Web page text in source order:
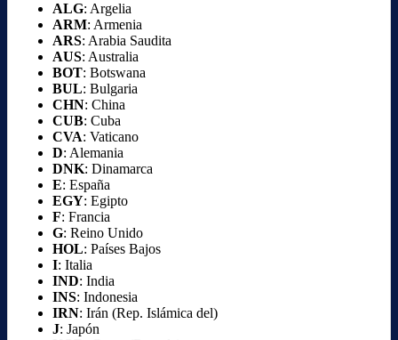
ALG: Argelia
ARM: Armenia
ARS: Arabia Saudita
AUS: Australia
BOT: Botswana
BUL: Bulgaria
CHN: China
CUB: Cuba
CVA: Vaticano
D: Alemania
DNK: Dinamarca
E: España
EGY: Egipto
F: Francia
G: Reino Unido
HOL: Países Bajos
I: Italia
IND: India
INS: Indonesia
IRN: Irán (Rep. Islámica del)
J: Japón